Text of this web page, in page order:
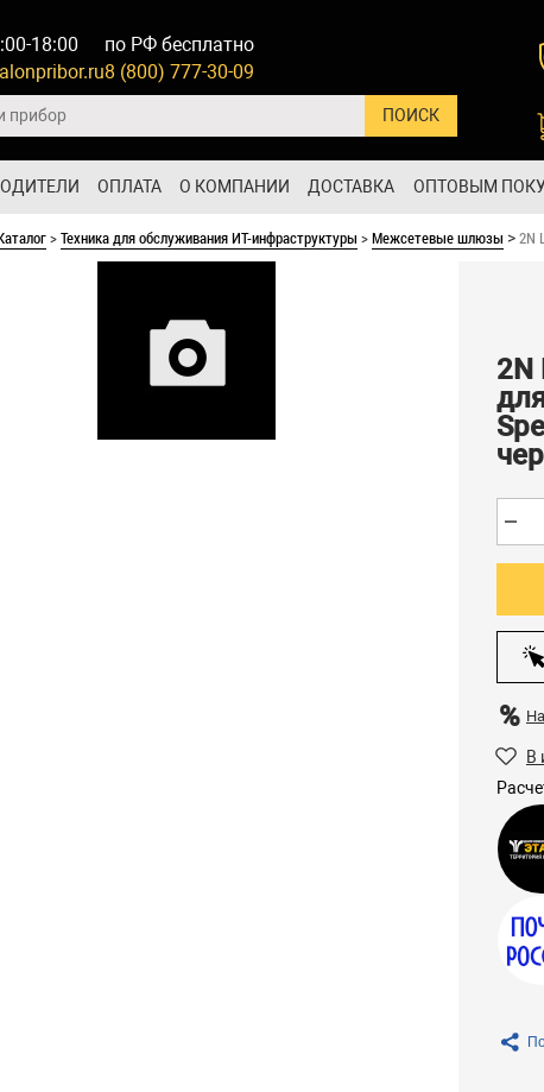
18:00
по РФ бесплатно
8 (800) 777-30-09
ОПЛАТА О КОМПАНИИ ДОСТАВКА ОПТОВЫМ
>Техника для обслуживания ИТ-инфраструктуры >Межсетевые шлюзы >2N
2N
В